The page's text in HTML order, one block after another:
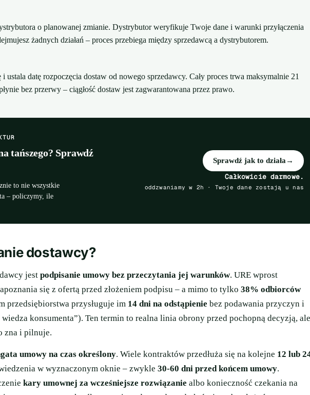
o planowanej zmianie. Dystrybutor weryfikuje Twoje dane i warunki przyłączenia
żadnych działań – proces przebiega między sprzedawcą a dystrybutorem.
ustala datę rozpoczęcia dostaw od nowego sprzedawcy. Cały proces trwa maksymalnie 21
bez przerwy – ciągłość dostaw jest zagwarantowana przez prawo.
tańszego? Sprawdź
to nie wszystkie
– policzymy, ile
Sprawdź jak to działa →
Całkowicie darmowe.
oddzwaniamy w 2h · Twoje dane zostają u nas
dostawcy?
jest podpisanie umowy bez przeczytania jej warunków. URE wprost
się z ofertą przed złożeniem podpisu – a mimo to tylko 38% odbiorców
przedsiębiorstwa przysługuje im 14 dni na odstąpienie bez podawania przyczyn i
konsumenta”). Ten termin to realna linia obrony przed pochopną decyzją, ale
zna i pilnuje.
umowy na czas określony. Wiele kontraktów przedłuża się na kolejne 12 lub
w wyznaczonym oknie – zwykle 30-60 dni przed końcem umowy.
kary umownej za wcześniejsze rozwiązanie albo konieczność czekania na